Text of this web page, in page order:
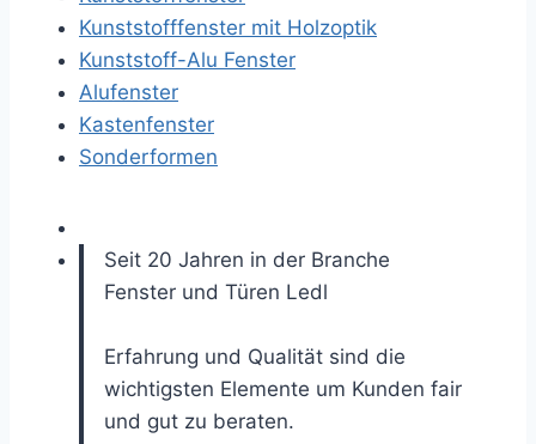
Kunststofffenster mit Holzoptik
Kunststoff-Alu Fenster
Alufenster
Kastenfenster
Sonderformen
Seit 20 Jahren in der Branche
Fenster und Türen Ledl
Erfahrung und Qualität sind die
wichtigsten Elemente um Kunden fair
und gut zu beraten.